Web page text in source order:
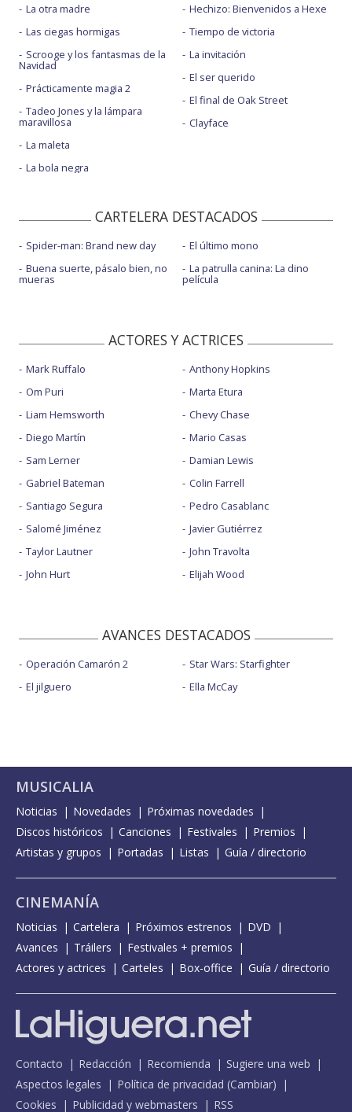
La otra madre
Las ciegas hormigas
Scrooge y los fantasmas de la
Navidad
Prácticamente magia 2
Tadeo Jones y la lámpara
maravillosa
La maleta
La bola negra
Hechizo: Bienvenidos a Hexe
Tiempo de victoria
La invitación
El ser querido
El final de Oak Street
Clayface
CARTELERA DESTACADOS
Spider-man: Brand new day
Buena suerte, pásalo bien, no
mueras
El último mono
La patrulla canina: La dino
película
ACTORES Y ACTRICES
Mark Ruffalo
Om Puri
Liam Hemsworth
Diego Martín
Sam Lerner
Gabriel Bateman
Santiago Segura
Salomé Jiménez
Taylor Lautner
John Hurt
Anthony Hopkins
Marta Etura
Chevy Chase
Mario Casas
Damian Lewis
Colin Farrell
Pedro Casablanc
Javier Gutiérrez
John Travolta
Elijah Wood
AVANCES DESTACADOS
Operación Camarón 2
El jilguero
Star Wars: Starfighter
Ella McCay
MUSICALIA
Noticias Novedades
Próximas novedades
Discos históricos
Canciones Festivales
Premios
Artistas y grupos
Portadas Listas Guía / directorio
CINEMANÍA
Noticias Cartelera Próximos estrenos
DVD
Avances
Tráilers
Festivales + premios
Actores y actrices
Carteles Box-office Guía / directorio
Contacto Redacción Recomienda
Sugiere una web
Aspectos legales
Política de privacidad (Cambiar)
Cookies
Publicidad y webmasters RSS